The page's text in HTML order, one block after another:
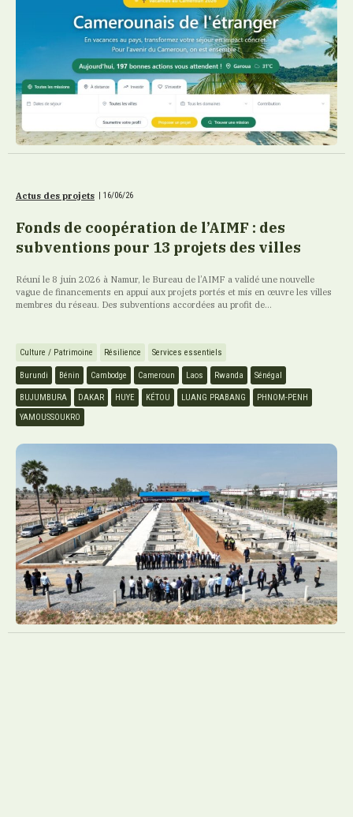
Actus des projets 16/06/26
Fonds de coopération de l’AIMF : des
subventions pour 13 projets des villes
Réuni le 8 juin 2026 à Namur, le Bureau de l’AIMF a validé une nouvelle
vague de financements en appui aux projets portés et mis en œuvre les villes
membres du réseau. Des subventions accordées au profit de...
Culture / Patrimoine Résilience Services essentiels
Burundi Bénin Cambodge Cameroun Laos Rwanda Sénégal
BUJUMBURA DAKAR HUYE KÉTOU LUANG PRABANG
PHNOM-PENH
YAMOUSSOUKRO